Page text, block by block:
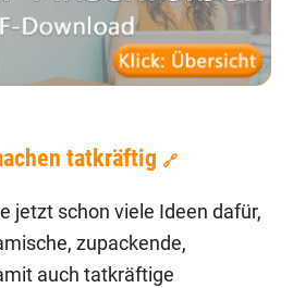
tatkräftig 🔗
jetzt schon viele Ideen dafür,
zupackende,
auch tatkräftige